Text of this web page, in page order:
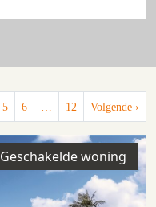
5 6 … 12 Volgende ›
Geschakelde woning